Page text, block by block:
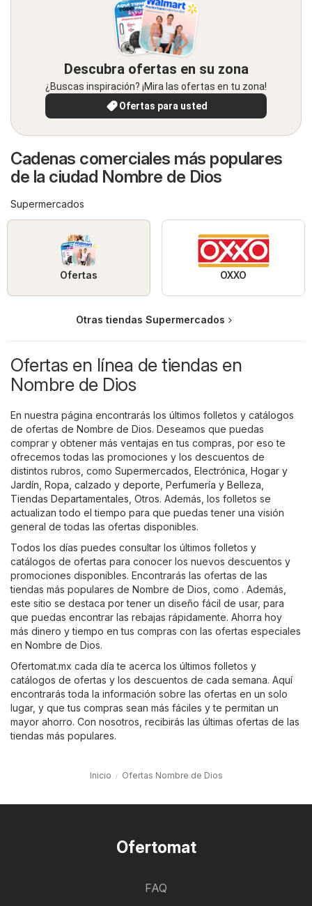
Descubra ofertas en su zona
¿Buscas inspiración? ¡Mira las ofertas en tu zona!
Ofertas para usted
Cadenas comerciales más populares
de la ciudad Nombre de Dios
Supermercados
Ofertas OXXO
Otras tiendas Supermercados
Ofertas en línea de tiendas en
Nombre de Dios
En nuestra página encontrarás los últimos folletos y catálogos
de ofertas de Nombre de Dios. Deseamos que puedas
comprar y obtener más ventajas en tus compras, por eso te
ofrecemos todas las promociones y los descuentos de
distintos rubros, como Supermercados Electrónica Hogar y
Jardín Ropa, calzado y deporte Perfumería y Belleza
Tiendas Departamentales Otros. Además, los folletos se
actualizan todo el tiempo para que puedas tener una visión
general de todas las ofertas disponibles.
Todos los días puedes consultar los últimos folletos y
catálogos de ofertas para conocer los nuevos descuentos y
promociones disponibles. Encontrarás las ofertas de las
tiendas más populares de Nombre de Dios, como . Además,
este sitio se destaca por tener un diseño fácil de usar, para
que puedas encontrar las rebajas rápidamente. Ahorra hoy
más dinero y tiempo en tus compras con las ofertas especiales
en Nombre de Dios.
Ofertomat.mx cada día te acerca los últimos folletos y
catálogos de ofertas y los descuentos de cada semana. Aquí
encontrarás toda la información sobre las ofertas en un solo
lugar, y que tus compras sean más fáciles y te permitan un
mayor ahorro. Con nosotros, recibirás las últimas ofertas de las
tiendas más populares.
Inicio Ofertas Nombre de Dios
Ofertomat
FAQ